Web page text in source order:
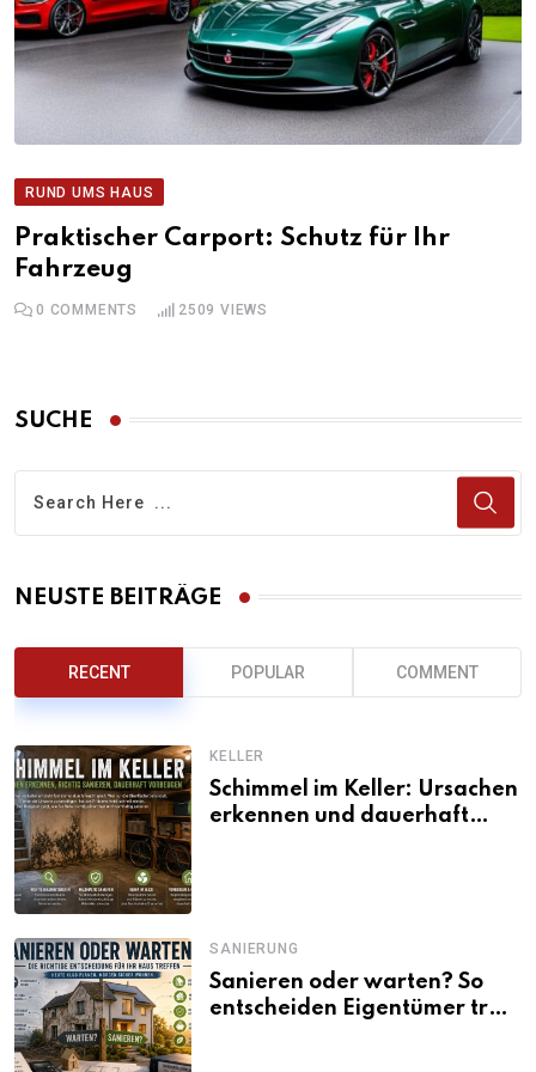
RUND UMS HAUS
Praktischer Carport: Schutz für Ihr
Fahrzeug
0 COMMENTS 2509 VIEWS
SUCHE
NEUSTE BEITRÄGE
RECENT POPULAR COMMENT
KELLER
Schimmel im Keller: Ursachen
erkennen und dauerhaft
SANIERUNG
Sanieren oder warten? So
entscheiden Eigentümer trotz